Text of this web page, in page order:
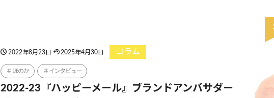
2022年8月23日 2025年4月30日 コラム
ほのか インタビュー
2022-23『ハッピーメール』ブランドアンバサダー